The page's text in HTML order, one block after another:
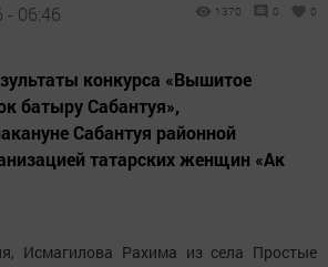
06:46 1370 0 0
конкурса «Вышитое
батыру Сабантуя»,
Сабантуя районной
татарских женщин «Ак
Исмагилова Рахима из села Простые